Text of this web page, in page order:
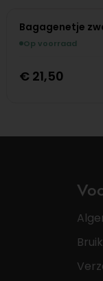
Bagagenetje
Op voorraad
€ 21,50